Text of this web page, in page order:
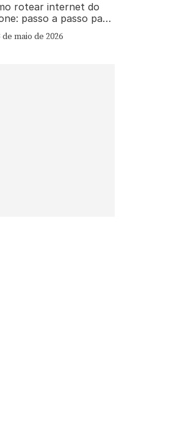
rotear internet do
passo a passo para
a conexão
de maio de 2026